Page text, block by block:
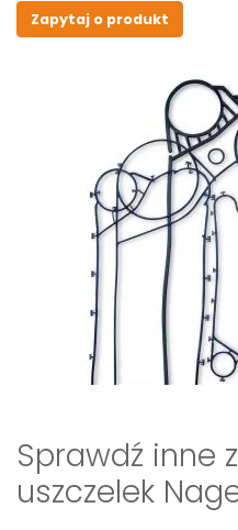
Zapytaj o produkt
Sprawdź inne
uszczelek